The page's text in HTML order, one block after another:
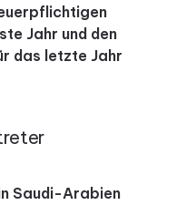
Jahr und den
das letzte Jahr
Saudi-Arabien